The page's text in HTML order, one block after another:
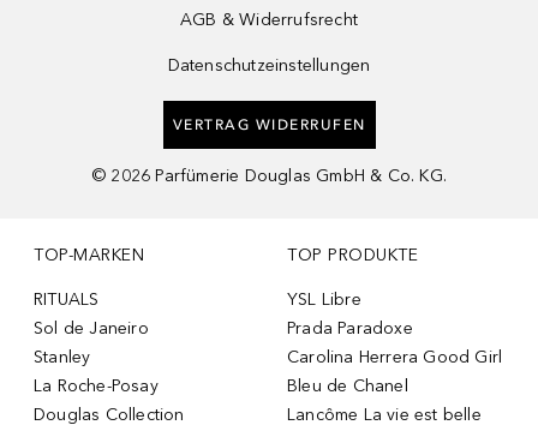
AGB & Widerrufsrecht
Datenschutzeinstellungen
VERTRAG WIDERRUFEN
© 2026 Parfümerie Douglas GmbH & Co. KG.
TOP-MARKEN
RITUALS
Sol de Janeiro
Stanley
La Roche-Posay
Douglas Collection
TOP PRODUKTE
YSL Libre
Prada Paradoxe
Carolina Herrera Good Girl
Bleu de Chanel
Lancôme La vie est belle